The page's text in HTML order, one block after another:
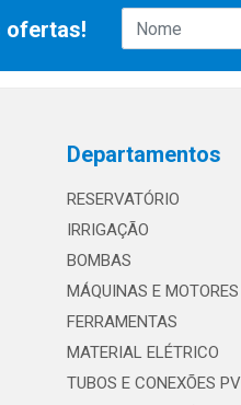
ofertas!
Departamentos
RESERVATÓRIO
IRRIGAÇÃO
BOMBAS
MÁQUINAS E MOTORES
FERRAMENTAS
MATERIAL ELÉTRICO
TUBOS E CONEXÕES